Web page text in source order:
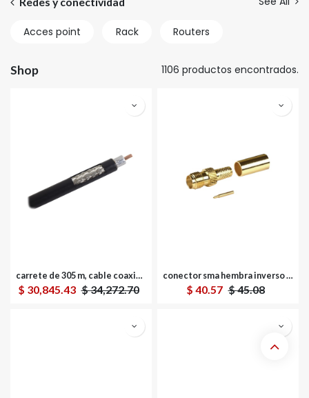
Acces point Rack Routers
Shop 1106 productos encontrados.
carrete de 305 m, cable coaxial flexible rg-8 lmr400 de baja pérdida, 50 ohms
$ 30,845.43 $34,272.70
conector sma hembra inverso de anillo plegable para cable rg-8/x, 9258, lmr-240, lmr-240uf, lmr-lw240, oro/oro/teflón.
$ 40.57 $45.08